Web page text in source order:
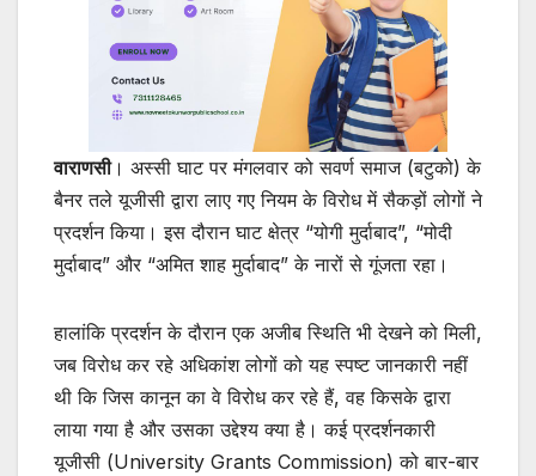
वाराणसी। अस्सी घाट पर मंगलवार को सवर्ण समाज (बटुको) के
बैनर तले यूजीसी द्वारा लाए गए नियम के विरोध में सैकड़ों लोगों ने
प्रदर्शन किया। इस दौरान घाट क्षेत्र “योगी मुर्दाबाद”, “मोदी
मुर्दाबाद” और “अमित शाह मुर्दाबाद” के नारों से गूंजता रहा।
हालांकि प्रदर्शन के दौरान एक अजीब स्थिति भी देखने को मिली,
जब विरोध कर रहे अधिकांश लोगों को यह स्पष्ट जानकारी नहीं
थी कि जिस कानून का वे विरोध कर रहे हैं, वह किसके द्वारा
लाया गया है और उसका उद्देश्य क्या है। कई प्रदर्शनकारी
यूजीसी (University Grants Commission) को बार-बार